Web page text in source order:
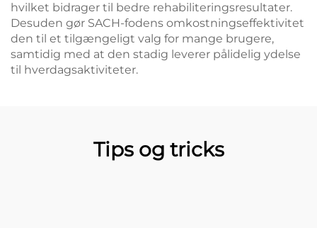
hvilket bidrager til bedre rehabiliteringsresultater.
Desuden gør SACH-fodens omkostningseffektivitet
den til et tilgængeligt valg for mange brugere,
samtidig med at den stadig leverer pålidelig ydelse
til hverdagsaktiviteter.
Tips og tricks